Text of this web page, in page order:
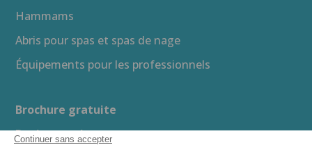
Continuer sans accepter
Hammams
Abris pour spas et spas de nage
Équipements pour les professionnels
Brochure gratuite
Devis gratuit